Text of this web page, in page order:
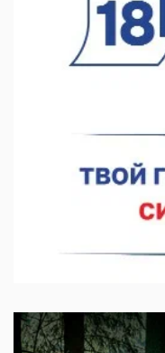
07.08.2026 11:46